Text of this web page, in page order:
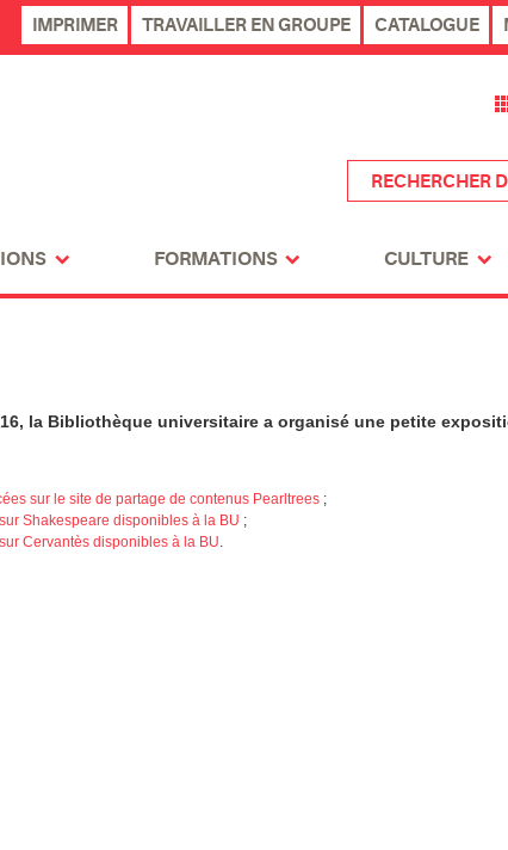
IMPRIMER TRAVAILLER EN GROUPE CATALOGUE
FORMATIONS CULTURE
la Bibliothèque universitaire a organisé une petite
sur le site de partage de contenus Pearltrees ;
Shakespeare disponibles à la BU ;
Cervantès disponibles à la BU